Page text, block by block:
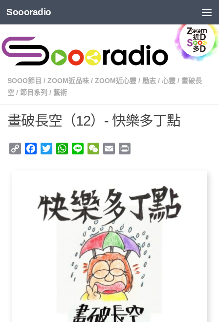
Soooradio
SOOO節目 / ZOOM近品味 / ZOOM近心靈 / 勵志 / 心靈 / 畫破長
空 / 節目系列 / 藝術
畫破長空（12）- 快樂多丁點
Copy
Facebook
TwitterWhatsApp
Line WeChat
Email